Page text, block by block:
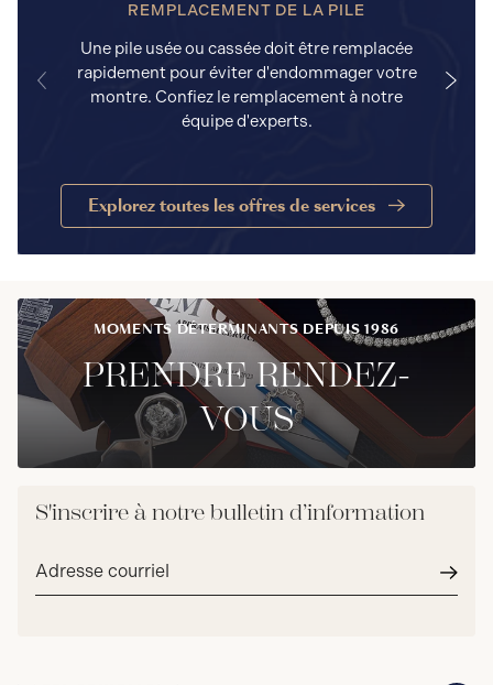
REMPLACEMENT DE LA PILE
Une pile usée ou cassée doit être remplacée
rapidement pour éviter d'endommager votre
montre. Confiez le remplacement à notre
équipe d'experts.
Explorez toutes les offres de services
MOMENTS DÉTERMINANTS DEPUIS 1986
PRENDRE RENDEZ-
VOUS
S'inscrire à notre bulletin d’information
Adresse